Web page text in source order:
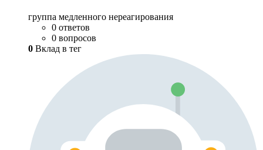
группа медленного нереагирования
0 ответов
0 вопросов
0 Вклад в тег